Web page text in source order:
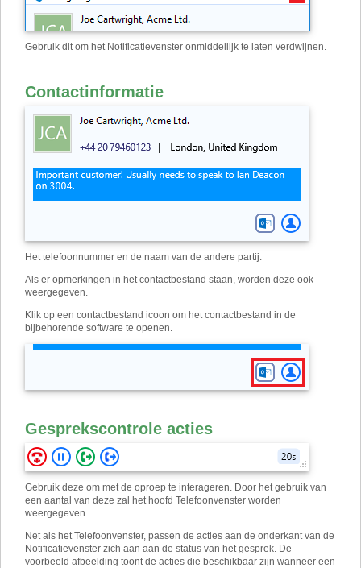
Gebruik dit om het Notificatievenster onmiddellijk te laten verdwijnen.
Contactinformatie
Het telefoonnummer en de naam van de andere partij.
Als er opmerkingen in het contactbestand staan, worden deze ook
weergegeven.
Klik op een contactbestand icoon om het contactbestand in de
bijbehorende software te openen.
Gesprekscontrole acties
Gebruik deze om met de oproep te interageren. Door het gebruik van
een aantal van deze zal het hoofd Telefoonvenster worden
weergegeven.
Net als het Telefoonvenster, passen de acties aan de onderkant van de
Notificatievenster zich aan aan de status van het gesprek. De
voorbeeld afbeelding toont de acties die beschikbaar zijn wanneer een